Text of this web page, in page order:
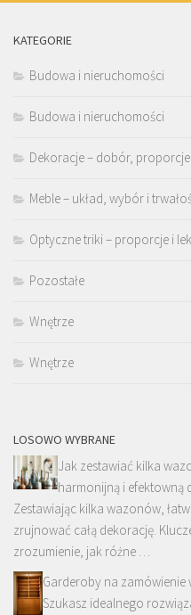
KATEGORIE
Budowa i nieruchomości
Budowa i nieruchomości
Dekoracje – dobór,
Meble – układ, wybór i
Optyczne triki – proporcje i
Pozostałe
Wnętrze
Wnętrze
LOSOWO WYBRANE
Jak zestawiać kilka
harmonijną i efektowną
Zestawiając kilka wazonów,
zrujnować całą dekorację.
zrozumienie, jak różne …
Garderoby na zamówienie
Szukasz idealnego